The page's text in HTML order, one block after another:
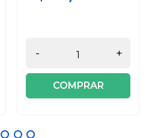
- +
COMPRAR